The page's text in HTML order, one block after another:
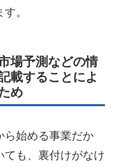
。
場予測などの情
載することによ
め
ら始める事業だか
も、裏付けがなけ